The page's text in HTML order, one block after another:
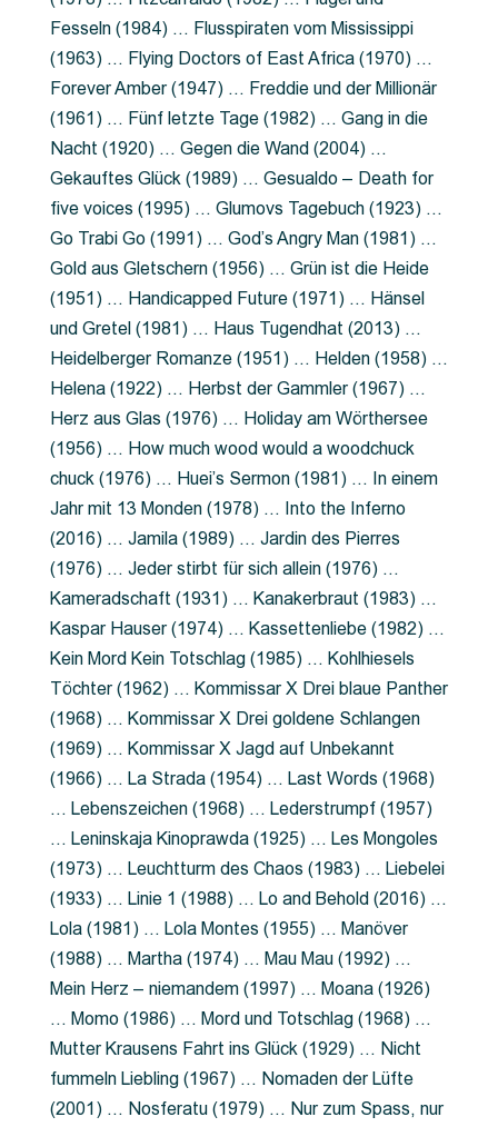
Fesseln (1984) … Flusspiraten vom Mississippi
(1963) … Flying Doctors of East Africa (1970) …
Forever Amber (1947) … Freddie und der Millionär
(1961) … Fünf letzte Tage (1982) … Gang in die
Nacht (1920) … Gegen die Wand (2004) …
Gekauftes Glück (1989) … Gesualdo – Death for
five voices (1995) … Glumovs Tagebuch (1923) …
Go Trabi Go (1991) … God’s Angry Man (1981) …
Gold aus Gletschern (1956) … Grün ist die Heide
(1951) … Handicapped Future (1971) … Hänsel
und Gretel (1981) … Haus Tugendhat (2013) …
Heidelberger Romanze (1951) … Helden (1958) …
Helena (1922) … Herbst der Gammler (1967) …
Herz aus Glas (1976) … Holiday am Wörthersee
(1956) … How much wood would a woodchuck
chuck (1976) … Huei’s Sermon (1981) … In einem
Jahr mit 13 Monden (1978) … Into the Inferno
(2016) … Jamila (1989) … Jardin des Pierres
(1976) … Jeder stirbt für sich allein (1976) …
Kameradschaft (1931) … Kanakerbraut (1983) …
Kaspar Hauser (1974) … Kassettenliebe (1982) …
Kein Mord Kein Totschlag (1985) … Kohlhiesels
Töchter (1962) … Kommissar X Drei blaue Panther
(1968) … Kommissar X Drei goldene Schlangen
(1969) … Kommissar X Jagd auf Unbekannt
(1966) … La Strada (1954) … Last Words (1968)
… Lebenszeichen (1968) … Lederstrumpf (1957)
… Leninskaja Kinoprawda (1925) … Les Mongoles
(1973) … Leuchtturm des Chaos (1983) … Liebelei
(1933) … Linie 1 (1988) … Lo and Behold (2016) …
Lola (1981) … Lola Montes (1955) … Manöver
(1988) … Martha (1974) … Mau Mau (1992) …
Mein Herz – niemandem (1997) … Moana (1926)
… Momo (1986) … Mord und Totschlag (1968) …
Mutter Krausens Fahrt ins Glück (1929) … Nicht
fummeln Liebling (1967) … Nomaden der Lüfte
(2001) … Nosferatu (1979) … Nur zum Spass, nur